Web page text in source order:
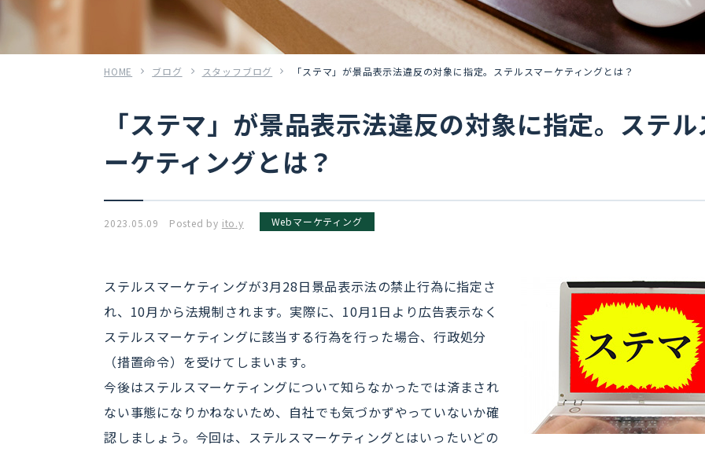
HOME ブログ スタッフブログ 「ステマ」が景品表示法違反の対象に指定。ステルスマーケティングとは？
「ステマ」が景品表示法違反の対象に指定。ステ
ーケティングとは？
2023.05.09 Posted by ito.y Webマーケティング
ステルスマーケティングが3月28日景品表示法の禁止行為に指定さ
れ、10月から法規制されます。実際に、10月1日より広告表示なく
ステルスマーケティングに該当する行為を行った場合、行政処分
（措置命令）を受けてしまいます。
今後はステルスマーケティングについて知らなかったでは済まされ
ない事態になりかねないため、自社でも気づかずやっていないか確
認しましょう。今回は、ステルスマーケティングとはいったいどの